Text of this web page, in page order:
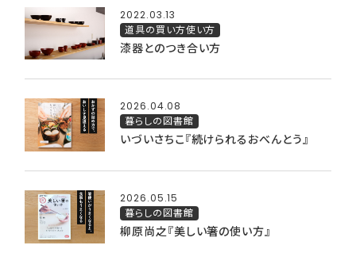
2022.03.13
道具の買い方使い方
漆器とのつき合い方
2026.04.08
暮らしの図書館
いづいさちこ『続けられるおべんとう』
2026.05.15
暮らしの図書館
柳原尚之『美しい箸の使い方』